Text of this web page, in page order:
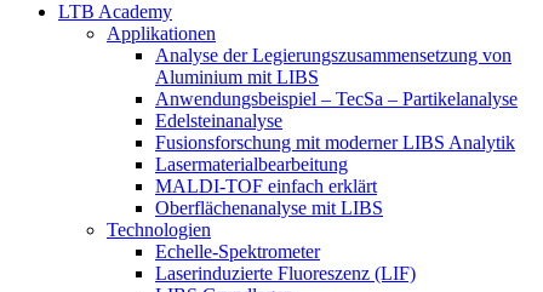
LTB Academy
Applikationen
Analyse der Legierungszusammensetzung von
Aluminium mit LIBS
Anwendungsbeispiel – TecSa – Partikelanalyse
Edelsteinanalyse
Fusionsforschung mit moderner LIBS Analytik
Lasermaterialbearbeitung
MALDI-TOF einfach erklärt
Oberflächenanalyse mit LIBS
Technologien
Echelle-Spektrometer
Laserinduzierte Fluoreszenz (LIF)